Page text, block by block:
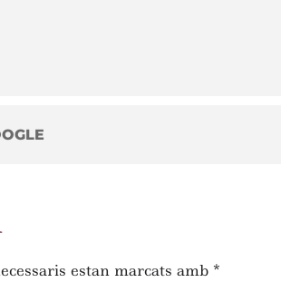
estan marcats amb *